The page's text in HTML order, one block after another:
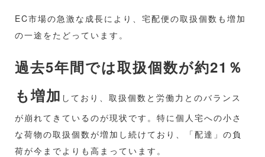
EC市場の急激な成長により、宅配便の取扱個数も増加
の一途をたどっています。
過去5年間では取扱個数が約21％
も増加 しており、取扱個数と労働力とのバランス
が崩れてきているのが現状です。特に個人宅への小さ
な荷物の取扱個数が増加し続けており、「配達」の負
荷が今までよりも高まっています。